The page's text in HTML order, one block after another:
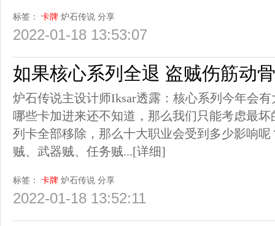
标签： 卡牌 炉石传说 分享
2022-01-18 13:53:07
如果核心系列全退 盗贼伤筋动
炉石传说主设计师Iksar透露：核心系列今年会
哪些卡加进来还不知道，那么我们只能考虑最
列卡全部移除，那么十大职业会受到多少影响
贼、武器贼、任务贼...[详细]
标签： 卡牌 炉石传说 分享
2022-01-18 13:52:11